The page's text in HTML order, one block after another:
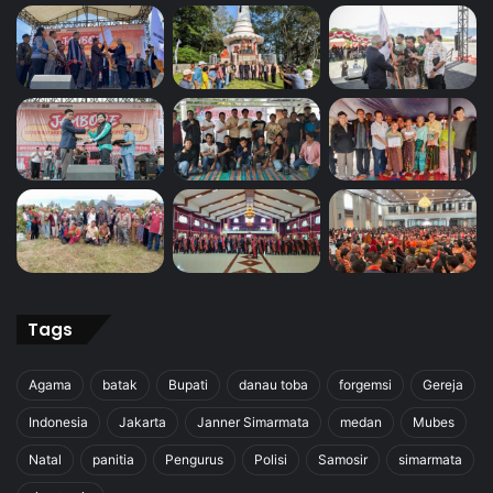
Tags
Agama batak Bupati danau toba forgemsi Gereja
Indonesia Jakarta Janner Simarmata medan Mubes
Natal panitia Pengurus Polisi Samosir simarmata